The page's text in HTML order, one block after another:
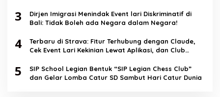
3
Dirjen Imigrasi Menindak Event lari Diskriminatif di
Bali: Tidak Boleh ada Negara dalam Negara!
4
Terbaru di Strava: Fitur Terhubung dengan Claude,
Cek Event Lari Kekinian Lewat Aplikasi, dan Club
5
SIP School Legian Bentuk “SIP Legian Chess Club”
dan Gelar Lomba Catur SD Sambut Hari Catur Dunia